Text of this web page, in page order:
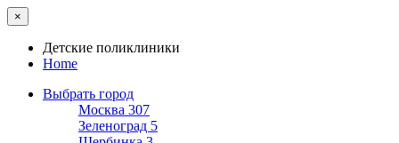
×
Детские поликлиники
Home
Выбрать город
Москва 307
Зеленоград 5